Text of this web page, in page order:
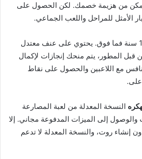
من هزيمة خصمك. لكن الحصول على
الأمثل للمراحل واللعب الجماعي.
مناسبة للأعمار من 12 سنة فما فوق. يحتوي على عنف معتدل
قبل المطور، يتم منحك إنجازات لإكمال
مع اللاعبين والحصول على نقاط
النسخة المعدلة من لعبة المصارعة
والوصول إلى الميزات المدفوعة مجاني. إلا
إنشاء روت، والنسخة المعدلة لا تدعم